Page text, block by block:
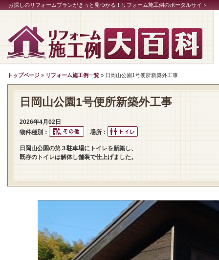
お探しのリフォームプランがきっと見つかる！リフォーム施工例のポータルサイト
トップページ » リフォーム施工例一覧 » 日岡山公園1号便所新築外工事
日岡山公園1号便所新築外工事
2026年4月02日
物件種別：
場所：
日岡山公園の第３駐車場にトイレを新築し、
既存のトイレは解体し舗装で仕上げました。